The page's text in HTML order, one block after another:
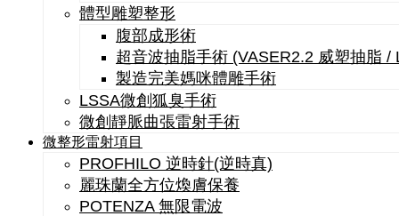
體型雕塑整形
腹部成形術
超音波抽脂手術 (VASER2.2 威塑抽脂 /
製造完美媽咪體雕手術
LSSA微創狐臭手術
微創靜脈曲張雷射手術
微整形雷射項目
PROFHILO 逆時針(逆時真)
麗珠蘭全方位煥膚保養
POTENZA 無限電波